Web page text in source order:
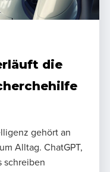
die
gehört an
Alltag. ChatGPT,
schreiben